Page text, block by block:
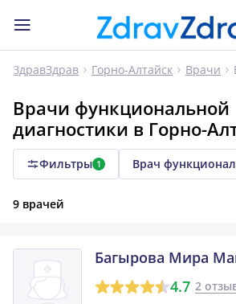
ЗдравЗдрав Горно-Алтайск Врачи
Врачи функциональной
диагностики в Горно-
Фильтры 1
9 врачей
Багырова Мира
4.7 2